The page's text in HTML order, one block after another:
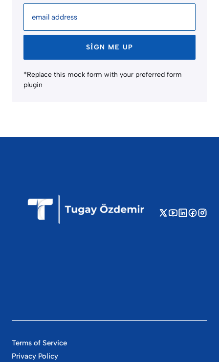
email address
SIGN ME UP
*Replace this mock form with your preferred form
plugin
Terms of Service
Privacy Policy